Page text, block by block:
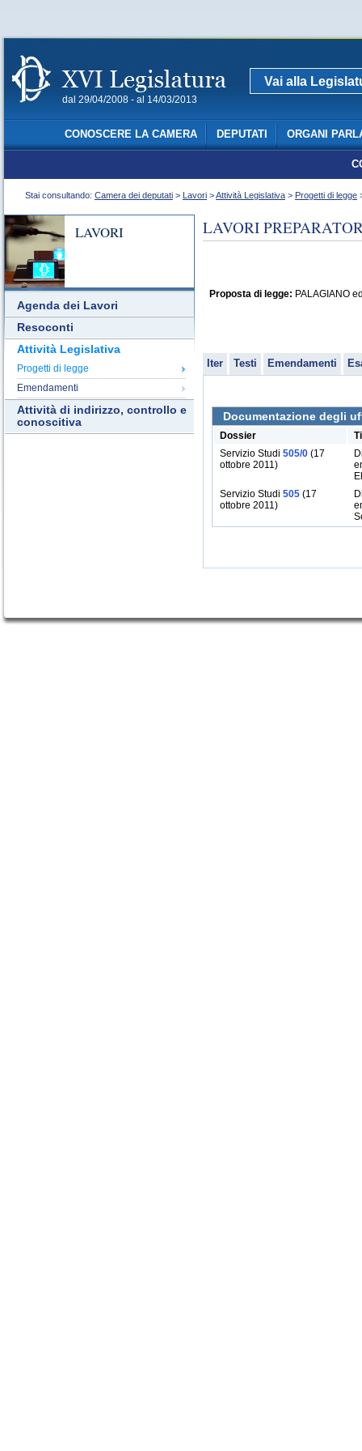
dal 29/04/2008 - al 14/03/2013
Vai alla
CONOSCERE LA CAMERA DEPUTATI ORGANI
Stai consultando: Camera dei deputati > Lavori >Attività Legislativa > Progetti di legge
LAVORI
Agenda dei Lavori
Resoconti
Attività Legislativa
Progetti di legge
Emendamenti
Attività di indirizzo, controllo e
conoscitiva
LAVORI
Proposta di legge: PALAGIANO
Iter Testi Emendamenti
Documentazione degli
Dossier
Servizio Studi 505/0 (17
ottobre 2011)
Servizio Studi 505 (17
ottobre 2011)